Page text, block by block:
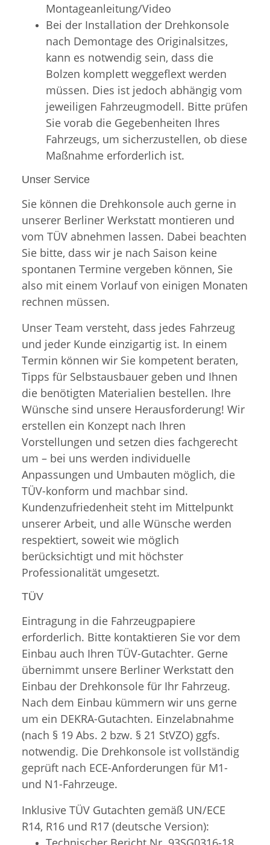
Montageanleitung/Video
Bei der Installation der Drehkonsole
nach Demontage des Originalsitzes,
kann es notwendig sein, dass die
Bolzen komplett weggeflext werden
müssen. Dies ist jedoch abhängig vom
jeweiligen Fahrzeugmodell. Bitte prüfen
Sie vorab die Gegebenheiten Ihres
Fahrzeugs, um sicherzustellen, ob diese
Maßnahme erforderlich ist.
Unser Service
Sie können die Drehkonsole auch gerne in
unserer Berliner Werkstatt montieren und
vom TÜV abnehmen lassen. Dabei beachten
Sie bitte, dass wir je nach Saison keine
spontanen Termine vergeben können, Sie
also mit einem Vorlauf von einigen Monaten
rechnen müssen.
Unser Team versteht, dass jedes Fahrzeug
und jeder Kunde einzigartig ist. In einem
Termin können wir Sie kompetent beraten,
Tipps für Selbstausbauer geben und Ihnen
die benötigten Materialien bestellen. Ihre
Wünsche sind unsere Herausforderung! Wir
erstellen ein Konzept nach Ihren
Vorstellungen und setzen dies fachgerecht
um – bei uns werden individuelle
Anpassungen und Umbauten möglich, die
TÜV-konform und machbar sind.
Kundenzufriedenheit steht im Mittelpunkt
unserer Arbeit, und alle Wünsche werden
respektiert, soweit wie möglich
berücksichtigt und mit höchster
Professionalität umgesetzt.
TÜV
Eintragung in die Fahrzeugpapiere
erforderlich. Bitte kontaktieren Sie vor dem
Einbau auch Ihren TÜV-Gutachter. Gerne
übernimmt unsere Berliner Werkstatt den
Einbau der Drehkonsole für Ihr Fahrzeug.
Nach dem Einbau kümmern wir uns gerne
um ein DEKRA-Gutachten. Einzelabnahme
(nach § 19 Abs. 2 bzw. § 21 StVZO) ggfs.
notwendig. Die Drehkonsole ist vollständig
geprüft nach ECE-Anforderungen für M1-
und N1-Fahrzeuge.
Inklusive TÜV Gutachten gemäß UN/ECE
R14, R16 und R17 (deutsche Version):